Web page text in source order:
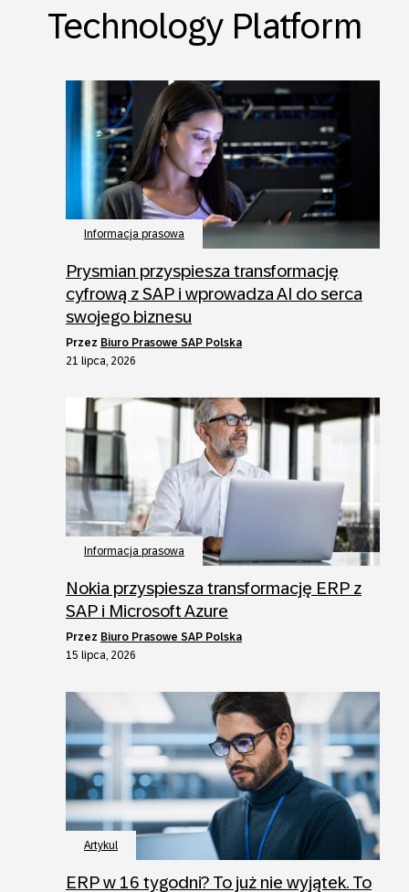
Technology Platform
Informacja prasowa
Prysmian przyspiesza transformację
cyfrową z SAP i wprowadza AI do serca
swojego biznesu
przez Biuro Prasowe SAP Polska
21 lipca, 2026
Informacja prasowa
Nokia przyspiesza transformację ERP z
SAP i Microsoft Azure
przez Biuro Prasowe SAP Polska
15 lipca, 2026
Artykul
ERP w 16 tygodni? To już nie wyjątek. To